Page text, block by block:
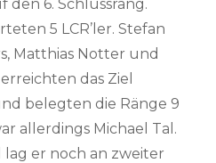
den 6. Schlussrang.
5 LCR’ler. Stefan
Matthias Notter und
das Ziel
belegten die Ränge 9
allerdings Michael Tal.
lag er noch an zweiter